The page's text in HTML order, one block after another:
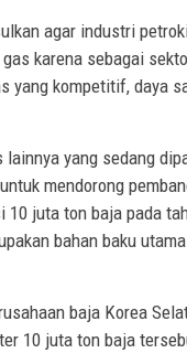
agar industri
karena sebagai
yang kompetitif, daya
yang sedang
mendorong
10 juta ton baja pada
bahan baku
baja Korea
10 juta ton baja